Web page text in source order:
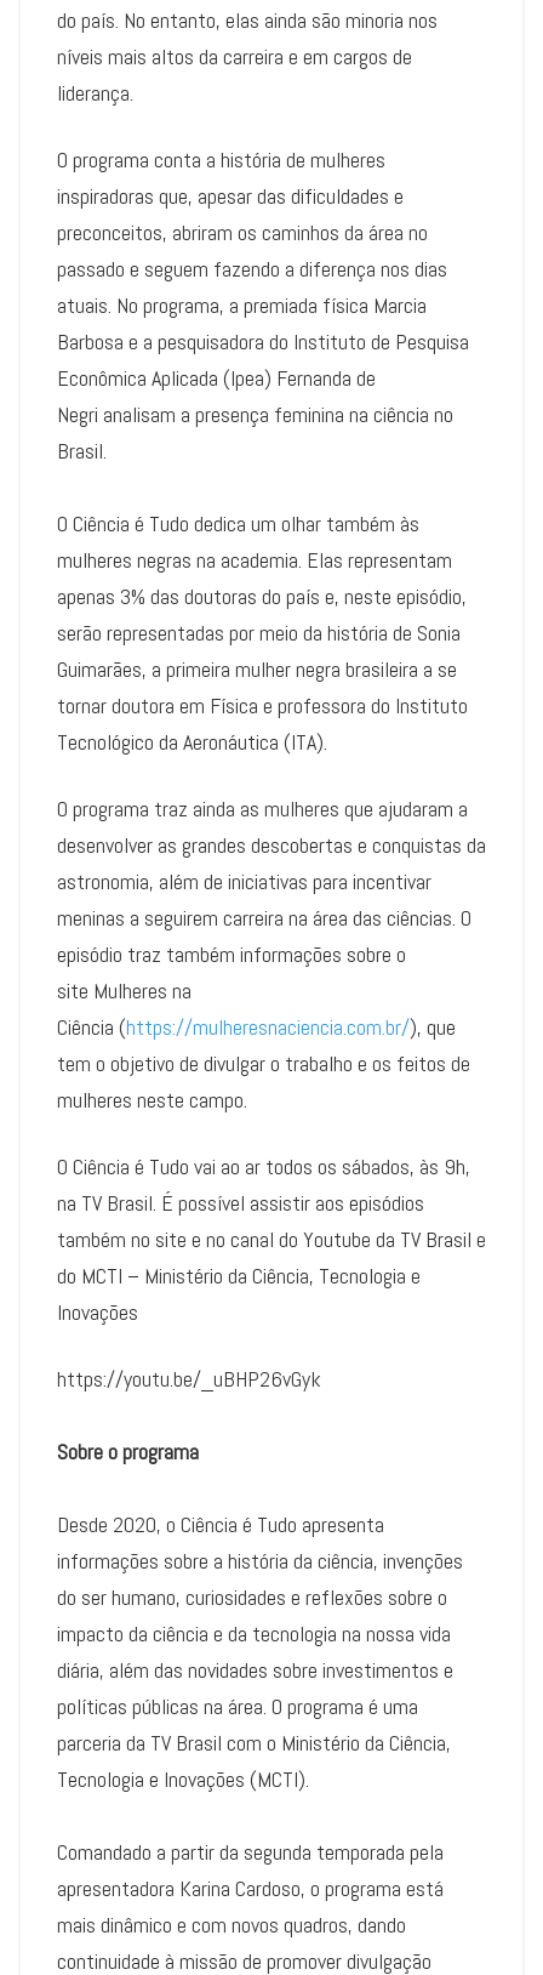
do país. No entanto, elas ainda são minoria nos
níveis mais altos da carreira e em cargos de
liderança.
O programa conta a história de mulheres
inspiradoras que, apesar das dificuldades e
preconceitos, abriram os caminhos da área no
passado e seguem fazendo a diferença nos dias
atuais. No programa, a premiada física Marcia
Barbosa e a pesquisadora do Instituto de Pesquisa
Econômica Aplicada (Ipea) Fernanda de
Negri analisam a presença feminina na ciência no
Brasil.
O Ciência é Tudo dedica um olhar também às
mulheres negras na academia. Elas representam
apenas 3% das doutoras do país e, neste episódio,
serão representadas por meio da história de Sonia
Guimarães, a primeira mulher negra brasileira a se
tornar doutora em Física e professora do Instituto
Tecnológico da Aeronáutica (ITA).
O programa traz ainda as mulheres que ajudaram a
desenvolver as grandes descobertas e conquistas da
astronomia, além de iniciativas para incentivar
meninas a seguirem carreira na área das ciências. O
episódio traz também informações sobre o
site Mulheres na
Ciência (https://mulheresnaciencia.com.br/), que
tem o objetivo de divulgar o trabalho e os feitos de
mulheres neste campo.
O Ciência é Tudo vai ao ar todos os sábados, às 9h,
na TV Brasil. É possível assistir aos episódios
também no site e no canal do Youtube da TV Brasil e
do MCTI – Ministério da Ciência, Tecnologia e
Inovações
https://youtu.be/_uBHP26vGyk
Sobre o programa
Desde 2020, o Ciência é Tudo apresenta
informações sobre a história da ciência, invenções
do ser humano, curiosidades e reflexões sobre o
impacto da ciência e da tecnologia na nossa vida
diária, além das novidades sobre investimentos e
políticas públicas na área. O programa é uma
parceria da TV Brasil com o Ministério da Ciência,
Tecnologia e Inovações (MCTI).
Comandado a partir da segunda temporada pela
apresentadora Karina Cardoso, o programa está
mais dinâmico e com novos quadros, dando
continuidade à missão de promover divulgação